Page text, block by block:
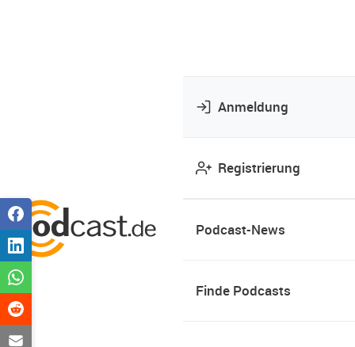
Anmeldung
Registrierung
Podcast-News
Finde Podcasts